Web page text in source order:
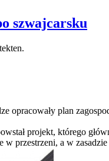
szwajcarsku
plan
projekt, którego
przestrzeni, a w